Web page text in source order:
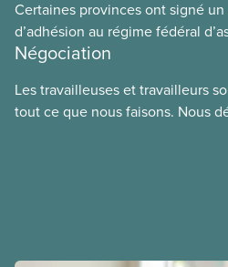
Certaines provinces ont signé un
d’adhésion au régime fédéral
médicaments. Les sections
régime pourrait avoir sur leurs
sociaux actuels.
Négociation
Les travailleuses et travailleurs
tout ce que nous faisons. Nous